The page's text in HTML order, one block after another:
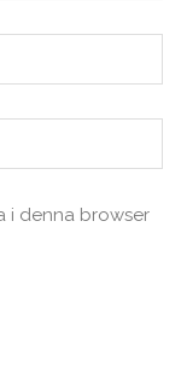
i denna browser